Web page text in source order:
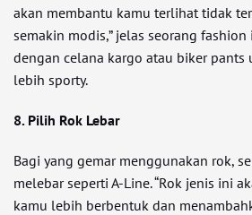
akan membantu kamu terlihat tidak
semakin modis,” jelas seorang fashion
dengan celana kargo atau biker
lebih sporty.
8. Pilih Rok Lebar
Bagi yang gemar menggunakan rok,
melebar seperti A-Line. “Rok jenis ini
kamu lebih berbentuk dan